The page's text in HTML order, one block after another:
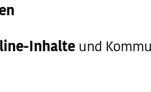
Inhalte und